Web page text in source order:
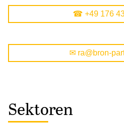
☎︎ +49 176
✉︎ ra@bron-
Sektoren